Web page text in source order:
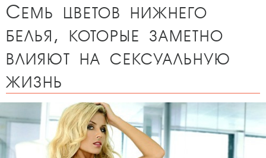
Семь цветов нижнего
белья, которые заметно
влияют на сексуальную
жизнь